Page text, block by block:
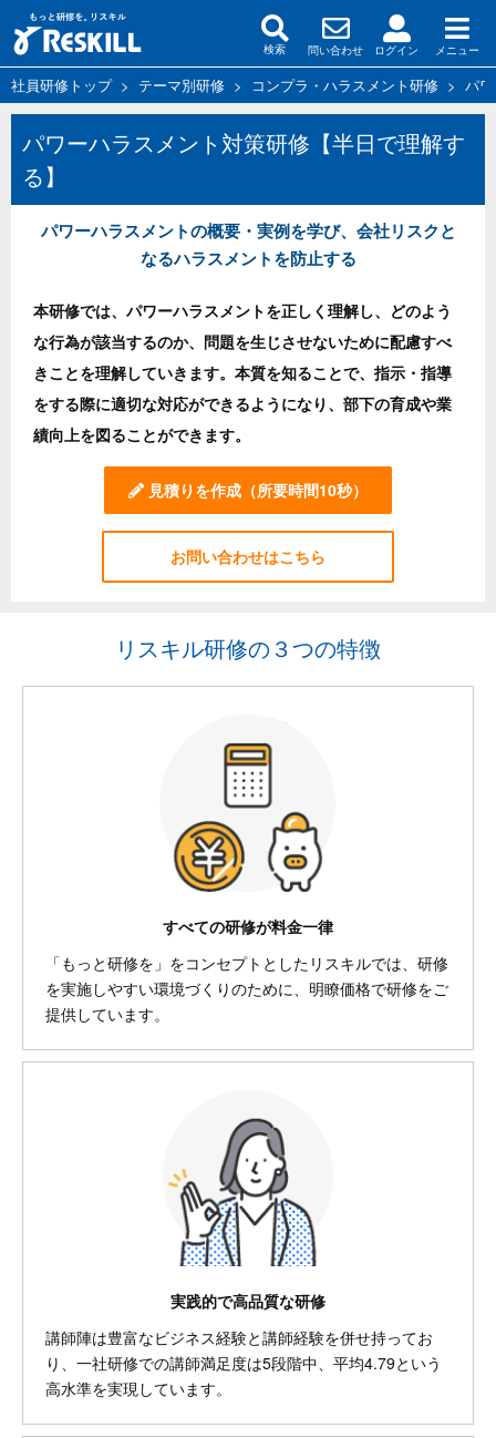
検索 問い合わせ ログイン メニュー
社員研修トップ> テーマ別研修 > コンプラ・ハラスメント研修 > パ
パワーハラスメント対策研修【半日で理解す
る】
パワーハラスメントの概要・実例を学び、会社リスクと
なるハラスメントを防止する
本研修では、パワーハラスメントを正しく理解し、どのよう
な行為が該当するのか、問題を生じさせないために配慮すべ
きことを理解していきます。本質を知ることで、指示・指導
をする際に適切な対応ができるようになり、部下の育成や業
績向上を図ることができます。
見積りを作成 （所要時間10秒）
お問い合わせはこちら
リスキル研修の３つの特徴
すべての研修が料金一律
「もっと研修を」をコンセプトとしたリスキルでは、研修
を実施しやすい環境づくりのために、明瞭価格で研修をご
提供しています。
実践的で高品質な研修
講師陣は豊富なビジネス経験と講師経験を併せ持ってお
り、一社研修での講師満足度は5段階中、平均4.79という
高水準を実現しています。